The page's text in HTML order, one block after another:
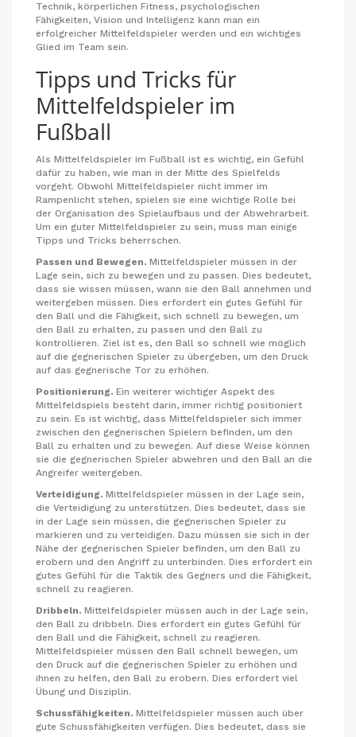
Technik, körperlichen Fitness, psychologischen
Fähigkeiten, Vision und Intelligenz kann man ein
erfolgreicher Mittelfeldspieler werden und ein wichtiges
Glied im Team sein.
Tipps und Tricks für
Mittelfeldspieler im
Fußball
Als Mittelfeldspieler im Fußball ist es wichtig, ein Gefühl
dafür zu haben, wie man in der Mitte des Spielfelds
vorgeht. Obwohl Mittelfeldspieler nicht immer im
Rampenlicht stehen, spielen sie eine wichtige Rolle bei
der Organisation des Spielaufbaus und der Abwehrarbeit.
Um ein guter Mittelfeldspieler zu sein, muss man einige
Tipps und Tricks beherrschen.
Passen und Bewegen. Mittelfeldspieler müssen in der
Lage sein, sich zu bewegen und zu passen. Dies bedeutet,
dass sie wissen müssen, wann sie den Ball annehmen und
weitergeben müssen. Dies erfordert ein gutes Gefühl für
den Ball und die Fähigkeit, sich schnell zu bewegen, um
den Ball zu erhalten, zu passen und den Ball zu
kontrollieren. Ziel ist es, den Ball so schnell wie möglich
auf die gegnerischen Spieler zu übergeben, um den Druck
auf das gegnerische Tor zu erhöhen.
Positionierung. Ein weiterer wichtiger Aspekt des
Mittelfeldspiels besteht darin, immer richtig positioniert
zu sein. Es ist wichtig, dass Mittelfeldspieler sich immer
zwischen den gegnerischen Spielern befinden, um den
Ball zu erhalten und zu bewegen. Auf diese Weise können
sie die gegnerischen Spieler abwehren und den Ball an die
Angreifer weitergeben.
Verteidigung. Mittelfeldspieler müssen in der Lage sein,
die Verteidigung zu unterstützen. Dies bedeutet, dass sie
in der Lage sein müssen, die gegnerischen Spieler zu
markieren und zu verteidigen. Dazu müssen sie sich in der
Nähe der gegnerischen Spieler befinden, um den Ball zu
erobern und den Angriff zu unterbinden. Dies erfordert ein
gutes Gefühl für die Taktik des Gegners und die Fähigkeit,
schnell zu reagieren.
Dribbeln. Mittelfeldspieler müssen auch in der Lage sein,
den Ball zu dribbeln. Dies erfordert ein gutes Gefühl für
den Ball und die Fähigkeit, schnell zu reagieren.
Mittelfeldspieler müssen den Ball schnell bewegen, um
den Druck auf die gegnerischen Spieler zu erhöhen und
ihnen zu helfen, den Ball zu erobern. Dies erfordert viel
Übung und Disziplin.
Schussfähigkeiten. Mittelfeldspieler müssen auch über
gute Schussfähigkeiten verfügen. Dies bedeutet, dass sie